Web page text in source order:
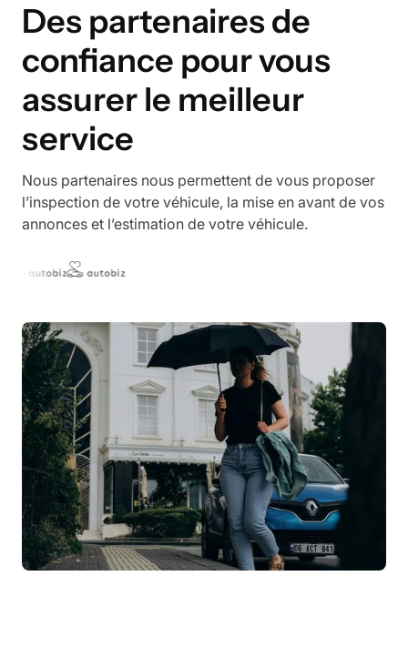
Des partenaires de
confiance pour vous
assurer le meilleur
service
Nous partenaires nous permettent de vous proposer
l’inspection de votre véhicule, la mise en avant de vos
annonces et l’estimation de votre véhicule.